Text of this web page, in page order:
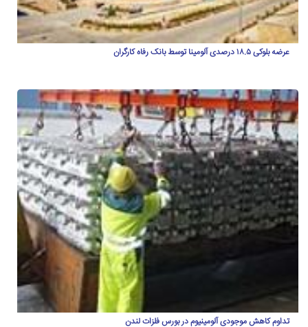
عرضه بلوکی ۱۸.۵ درصدی آلومینا توسط بانک رفاه کارگران
تداوم کاهش موجودی آلومینیوم در بورس فلزات لندن